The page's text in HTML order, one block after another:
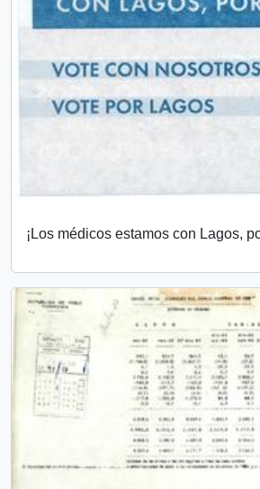
¡Los médicos estamos con Lagos,